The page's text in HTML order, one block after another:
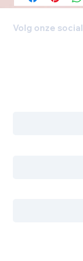
Volg onze